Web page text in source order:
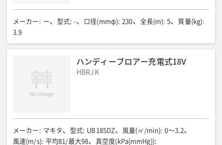
メーカー : ー 型式: - 口径(mmφ): 230 全長(m): 5 質量(kg):
3.9
ハンディーブロアー充電式18V
HBRJK
メーカー : マキタ 型式: UB185DZ 風量(㎥/min): 0〜3.2
風速(m/s): 平均81/最大98 真空度(kPa{mmHg}):